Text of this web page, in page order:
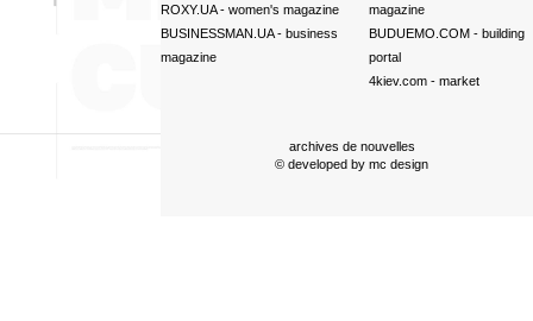
ROXY.UA- women's magazine
BUSINESSMAN.UA- business
magazine
magazine
BUDUEMO.COM- building
portal
4kiev.com- market
archives de nouvelles
© developed by mc design